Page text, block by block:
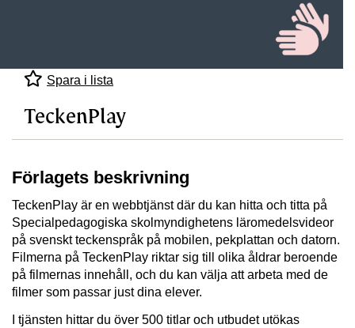
Spara i lista
TeckenPlay
Förlagets beskrivning
TeckenPlay är en webbtjänst där du kan hitta och titta på
Specialpedagogiska skolmyndighetens läromedelsvideor
på svenskt teckenspråk på mobilen, pekplattan och datorn.
Filmerna på TeckenPlay riktar sig till olika åldrar beroende
på filmernas innehåll, och du kan välja att arbeta med de
filmer som passar just dina elever.
I tjänsten hittar du över 500 titlar och utbudet utökas